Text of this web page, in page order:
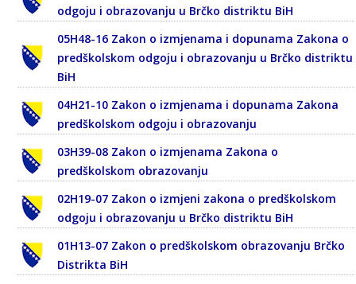
odgoju i obrazovanju u Brčko distriktu BiH
05H48-16 Zakon o izmjenama i dopunama Zakona o
predškolskom odgoju i obrazovanju u Brčko distriktu
BiH
04H21-10 Zakon o izmjenama i dopunama Zakona
predškolskom odgoju i obrazovanju
03H39-08 Zakon o izmjenama Zakona o
predškolskom obrazovanju
02H19-07 Zakon o izmjeni zakona o predškolskom
odgoju i obrazovanju u Brčko distriktu BiH
01H13-07 Zakon o predškolskom obrazovanju Brčko
Distrikta BiH